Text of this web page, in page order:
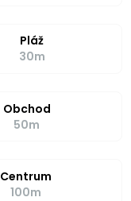
Pláž
30m
Obchod
50m
Centrum
100m